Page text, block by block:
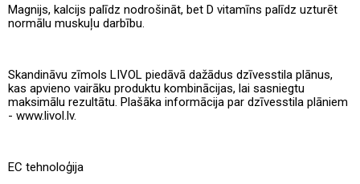
Magnijs, kalcijs palīdz nodrošināt, bet D vitamīns palīdz uzturēt
normālu muskuļu darbību.
Skandināvu zīmols LIVOL piedāvā dažādus dzīvesstila plānus,
kas apvieno vairāku produktu kombinācijas, lai sasniegtu
maksimālu rezultātu. Plašāka informācija par dzīvesstila plāniem
- www.livol.lv.
EC tehnoloģija